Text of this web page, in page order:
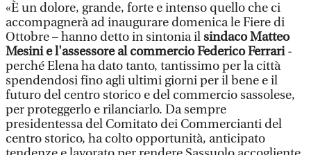
«È un dolore, grande, forte e intenso quello che ci
accompagnerà ad inaugurare domenica le Fiere di
Ottobre – hanno detto in sintonia ilsindaco Matteo
Mesini e l'assessore al commercio Federico Ferrari-
perché Elena ha dato tanto, tantissimo per la città
spendendosi fino agli ultimi giorni per il bene e il
futuro del centro storico e del commercio sassolese,
per proteggerlo e rilanciarlo. Da sempre
presidentessa del Comitato dei Commercianti del
centro storico, ha colto opportunità, anticipato